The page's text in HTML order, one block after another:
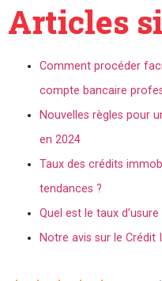
Articles
Comment procéder
compte bancaire
Nouvelles règles pour
en 2024
Taux des crédits
tendances ?
Quel est le taux
Notre avis sur le